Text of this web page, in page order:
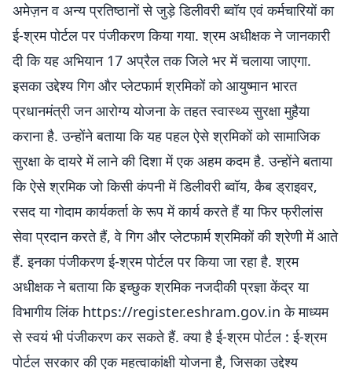
अमेज़न व अन्य प्रतिष्ठानों से जुड़े डिलीवरी ब्वॉय एवं कर्मचारियों का
ई-श्रम पोर्टल पर पंजीकरण किया गया. श्रम अधीक्षक ने जानकारी
दी कि यह अभियान 17 अप्रैल तक जिले भर में चलाया जाएगा.
इसका उद्देश्य गिग और प्लेटफार्म श्रमिकों को आयुष्मान भारत
प्रधानमंत्री जन आरोग्य योजना के तहत स्वास्थ्य सुरक्षा मुहैया
कराना है. उन्होंने बताया कि यह पहल ऐसे श्रमिकों को सामाजिक
सुरक्षा के दायरे में लाने की दिशा में एक अहम कदम है. उन्होंने बताया
कि ऐसे श्रमिक जो किसी कंपनी में डिलीवरी ब्वॉय, कैब ड्राइवर,
रसद या गोदाम कार्यकर्ता के रूप में कार्य करते हैं या फिर फ्रीलांस
सेवा प्रदान करते हैं, वे गिग और प्लेटफार्म श्रमिकों की श्रेणी में आते
हैं. इनका पंजीकरण ई-श्रम पोर्टल पर किया जा रहा है. श्रम
अधीक्षक ने बताया कि इच्छुक श्रमिक नजदीकी प्रज्ञा केंद्र या
विभागीय लिंक https://register.eshram.gov.in के माध्यम
से स्वयं भी पंजीकरण कर सकते हैं. क्या है ई-श्रम पोर्टल : ई-श्रम
पोर्टल सरकार की एक महत्वाकांक्षी योजना है, जिसका उद्देश्य